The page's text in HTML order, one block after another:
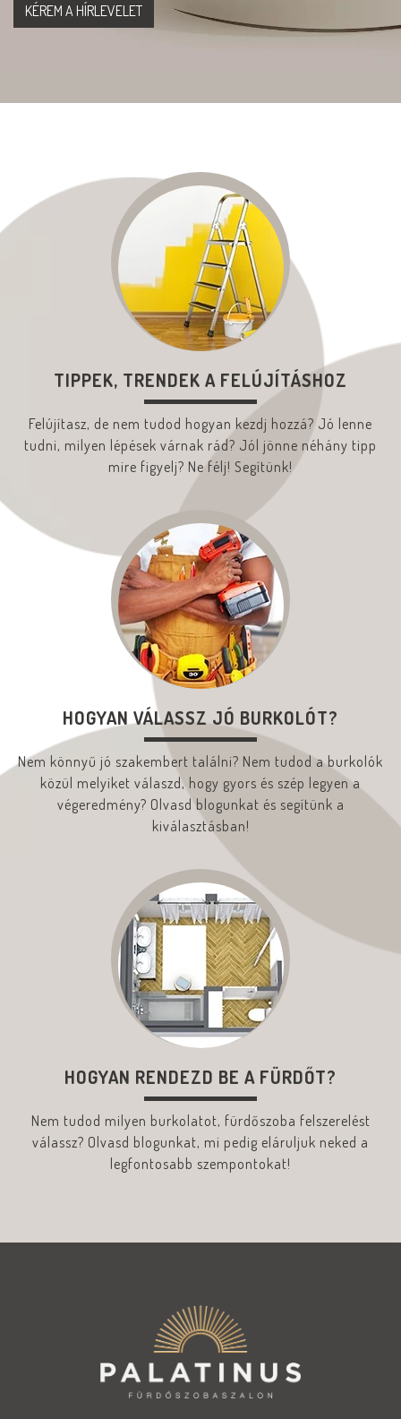
TIPPEK, TRENDEK A FELÚJÍTÁSHOZ
Felújítasz, de nem tudod hogyan kezdj hozzá? Jó lenne
tudni, milyen lépések várnak rád? Jól jönne néhány tipp
mire figyelj? Ne félj! Segítünk!
HOGYAN VÁLASSZ JÓ BURKOLÓT?
Nem könnyű jó szakembert találni? Nem tudod a burkolók
közül melyiket válaszd, hogy gyors és szép legyen a
végeredmény? Olvasd blogunkat és segítünk a
kiválasztásban!
HOGYAN RENDEZD BE A FÜRDŐT?
Nem tudod milyen burkolatot, fürdőszoba felszerelést
válassz? Olvasd blogunkat, mi pedig eláruljuk neked a
legfontosabb szempontokat!